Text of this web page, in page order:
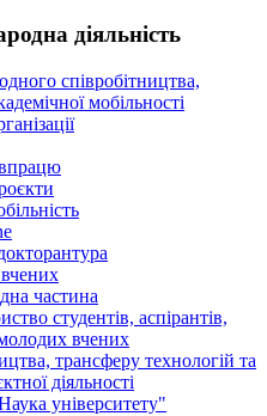
діяльність
співробітництва,
мобільності
частина
студентів, аспірантів,
вчених
трансферу технологій та
діяльності
університету"